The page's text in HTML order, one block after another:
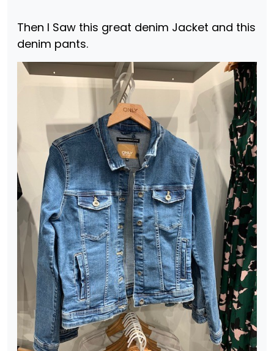
Then I Saw this great denim Jacket and this
denim pants.